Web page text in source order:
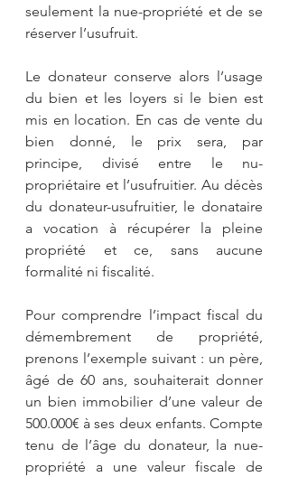
seulement la nue-propriété et de se
réserver l’usufruit.
Le donateur conserve alors l’usage
du bien et les loyers si le bien est
mis en location. En cas de vente du
bien donné, le prix sera, par
principe, divisé entre le nu-
propriétaire et l’usufruitier. Au décès
du donateur-usufruitier, le donataire
a vocation à récupérer la pleine
propriété et ce, sans aucune
formalité ni fiscalité.
Pour comprendre l’impact fiscal du
démembrement de propriété,
prenons l’exemple suivant : un père,
âgé de 60 ans, souhaiterait donner
un bien immobilier d’une valeur de
500.000€ à ses deux enfants. Compte
tenu de l’âge du donateur, la nue-
propriété a une valeur fiscale de